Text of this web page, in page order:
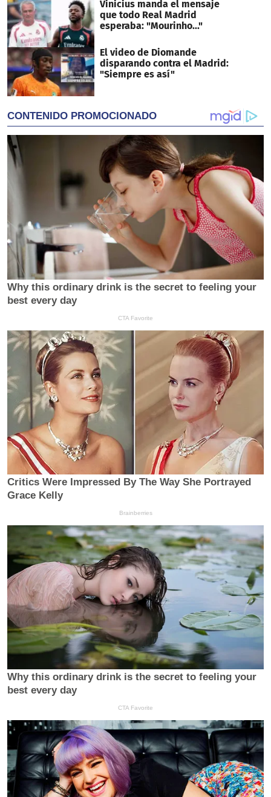
Vinicius manda el mensaje
que todo Real Madrid
esperaba: "Mourinho..."
El video de Diomande
disparando contra el Madrid:
"Siempre es así"